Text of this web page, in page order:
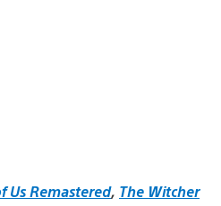
Us Remastered, The Witcher